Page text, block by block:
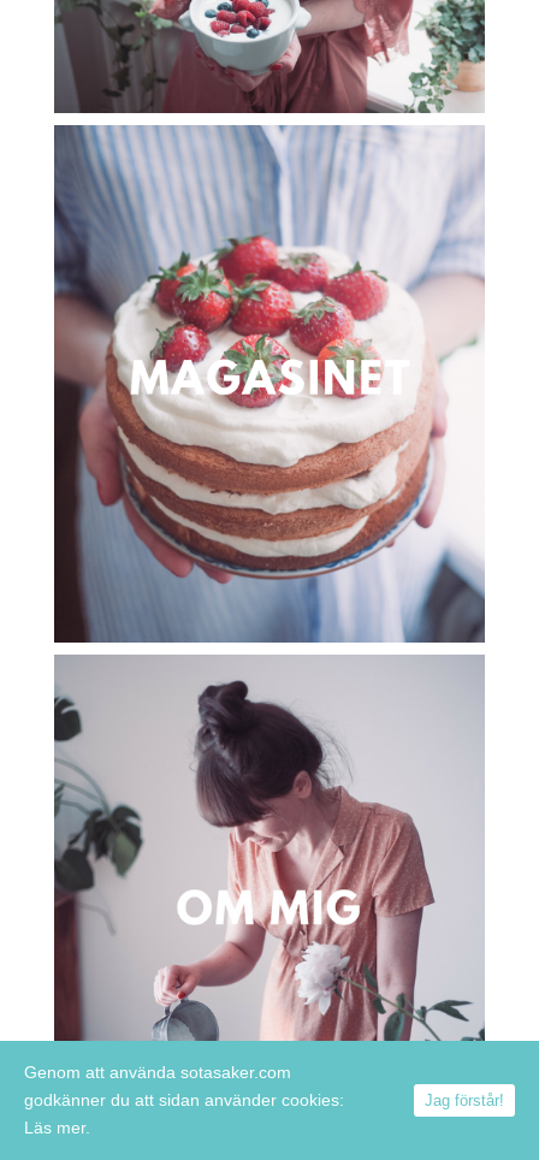
Genom att använda sotasaker.com
godkänner du att sidan använder cookies:
Läs mer.
Jag förstår!